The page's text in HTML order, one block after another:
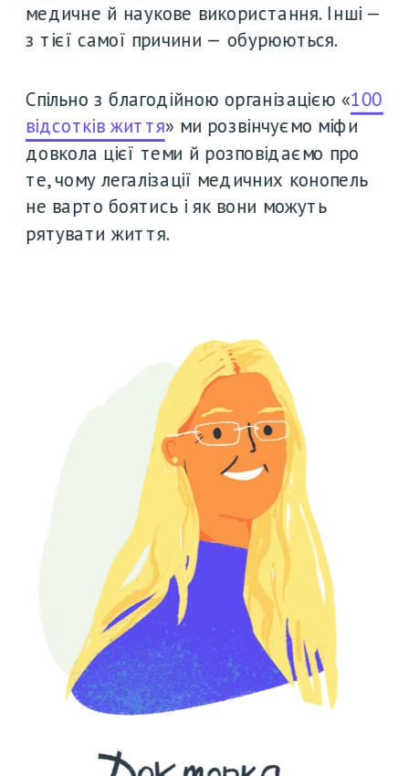
медичне й наукове використання. Інші —
з тієї самої причини — обурюються.
Спільно з благодійною організацією «100
відсотків життя» ми розвінчуємо міфи
довкола цієї теми й розповідаємо про
те, чому легалізації медичних конопель
не варто боятись і як вони можуть
рятувати життя.